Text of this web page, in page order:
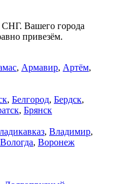
СНГ. Вашего города
привезём.
, Армавир, Артём,
, Белгород, Бердск,
, Брянск
, Владимир,
Вологда, Воронеж